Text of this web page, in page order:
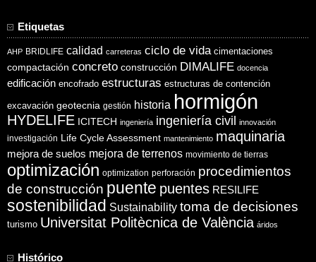
Etiquetas
AHP BRIDLIFE calidad carreteras ciclo de vida cimentaciones
compactación concreto construcción DIMALIFE docencia
edificación encofrado estructuras estructuras de contención
excavación geotecnia gestión historia hormigón
HYDELIFE ICITECH ingeniería ingeniería civil innovación
investigación Life Cycle Assessment mantenimiento maquinaria
mejora de suelos mejora de terrenos movimiento de tierras
optimización optimization perforación procedimientos
de construcción puente puentes RESILIFE
sostenibilidad Sustainability toma de decisiones
turismo Universitat Politècnica de València áridos
Histórico